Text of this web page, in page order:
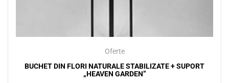
Oferte
BUCHET DIN FLORI NATURALE STABILIZATE + SUPORT
„HEAVEN GARDEN”